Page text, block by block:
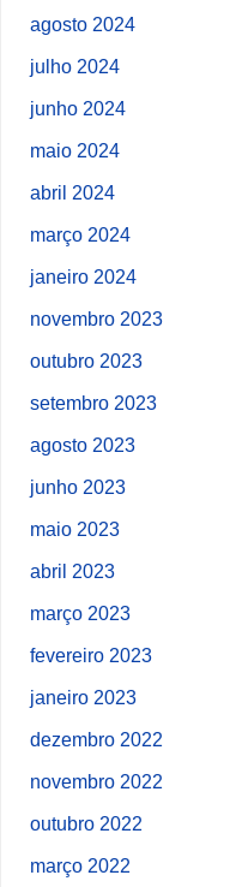
agosto 2024
julho 2024
junho 2024
maio 2024
abril 2024
março 2024
janeiro 2024
novembro 2023
outubro 2023
setembro 2023
agosto 2023
junho 2023
maio 2023
abril 2023
março 2023
fevereiro 2023
janeiro 2023
dezembro 2022
novembro 2022
outubro 2022
março 2022